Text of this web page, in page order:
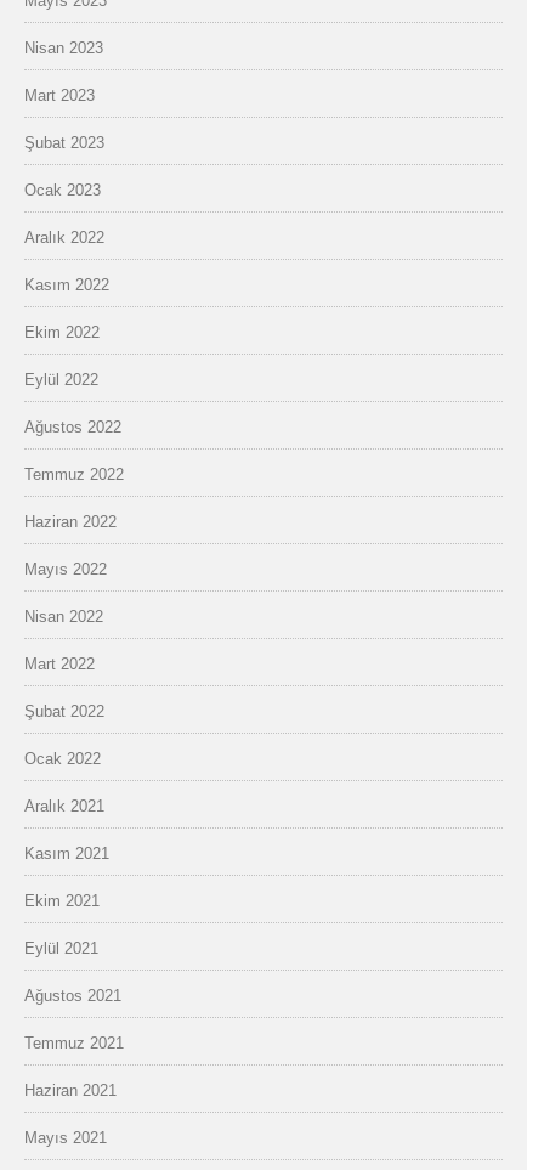
Nisan 2023
Mart 2023
Şubat 2023
Ocak 2023
Aralık 2022
Kasım 2022
Ekim 2022
Eylül 2022
Ağustos 2022
Temmuz 2022
Haziran 2022
Mayıs 2022
Nisan 2022
Mart 2022
Şubat 2022
Ocak 2022
Aralık 2021
Kasım 2021
Ekim 2021
Eylül 2021
Ağustos 2021
Temmuz 2021
Haziran 2021
Mayıs 2021